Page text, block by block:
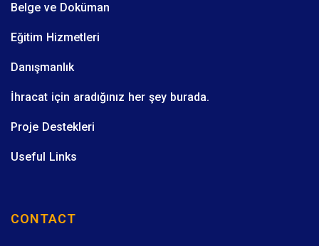
Belge ve Doküman
Eğitim Hizmetleri
Danışmanlık
İhracat için aradığınız her şey burada.
Proje Destekleri
Useful Links
CONTACT